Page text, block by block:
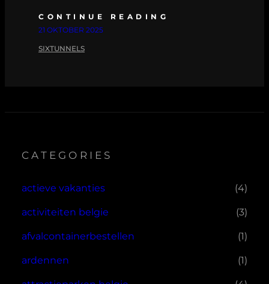
CONTINUE READING
21 OKTOBER 2025
SIXTUNNELS
CATEGORIES
actieve vakanties (4)
activiteiten belgie (3)
afvalcontainerbestellen (1)
ardennen (1)